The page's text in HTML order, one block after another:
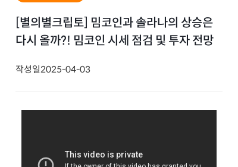
[별의별크립토] 밈코인과 솔라나의 상승은
다시 올까?! 밈코인 시세 점검 및 투자 전망
작성일2025-04-03